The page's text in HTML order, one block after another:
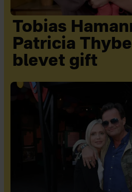
Tobias
Patricia
blevet gift